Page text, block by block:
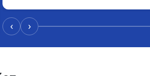
сертификат ао11462 ,знают своё дело
рекомендую 👍
‹ ›